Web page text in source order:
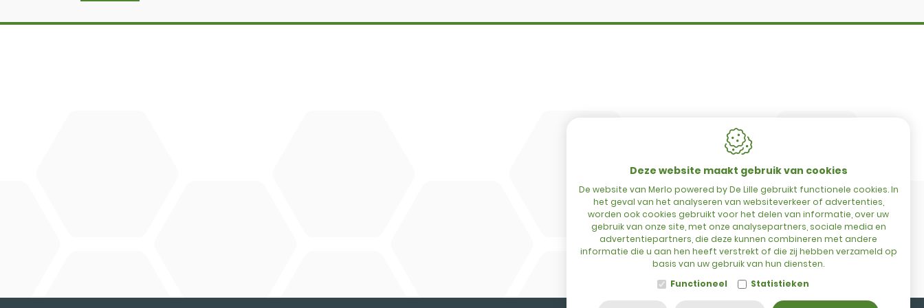
Netwerk
Tre Emme
info@delille.be
Deze website maakt gebruik van cookies
De website van Merlo powered by De Lille gebruikt functionele cookies. In
het geval van het analyseren van websiteverkeer of advertenties,
worden ook cookies gebruikt voor het delen van informatie, over uw
gebruik van onze site, met onze analysepartners, sociale media en
advertentiepartners, die deze kunnen combineren met andere
informatie die u aan hen heeft verstrekt of die zij hebben verzameld op
basis van uw gebruik van hun diensten.
Functioneel
Statistieken